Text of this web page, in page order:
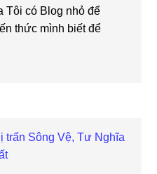
Tôi có Blog nhỏ để
thức mình biết để
trấn Sông Vệ, Tư Nghĩa